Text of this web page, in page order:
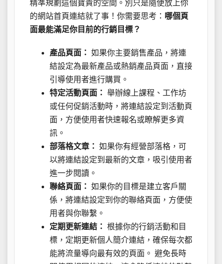
精準規劃這個寶貴的空間。別只是隨便放上你
的網站首頁連結就了事！你需要思考： 哪個頁
面最能滿足你目前的行銷目標？
產品頁面： 如果你主要銷售產品，將連
結設定為最新產品或熱銷產品頁面，直接
引導使用者進行購買。
特定活動頁面： 舉辦線上課程、工作坊
或任何促銷活動時，將連結設定到活動頁
面，方便使用者快速報名或瞭解更多資
訊。
部落格文章： 如果你有經營部落格，可
以將連結設定到最新的文章，吸引使用者
進一步閱讀。
聯絡頁面： 如果你的目標是建立客戶關
係，將連結設定到你的聯絡頁面，方便使
用者與你聯繫。
定期更新連結： 根據你的行銷活動和目
標，定期更新個人簡介連結，確保每次都
能將流量導向最有效的頁面。 避免長時